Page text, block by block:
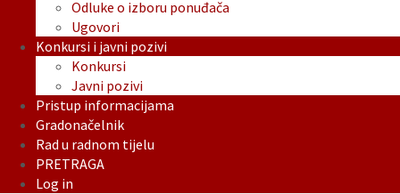
Odluke o izboru ponuđača
Ugovori
Konkursi i javni pozivi
Konkursi
Javni pozivi
Pristup informacijama
Gradonačelnik
Rad u radnom tijelu
PRETRAGA
Log in